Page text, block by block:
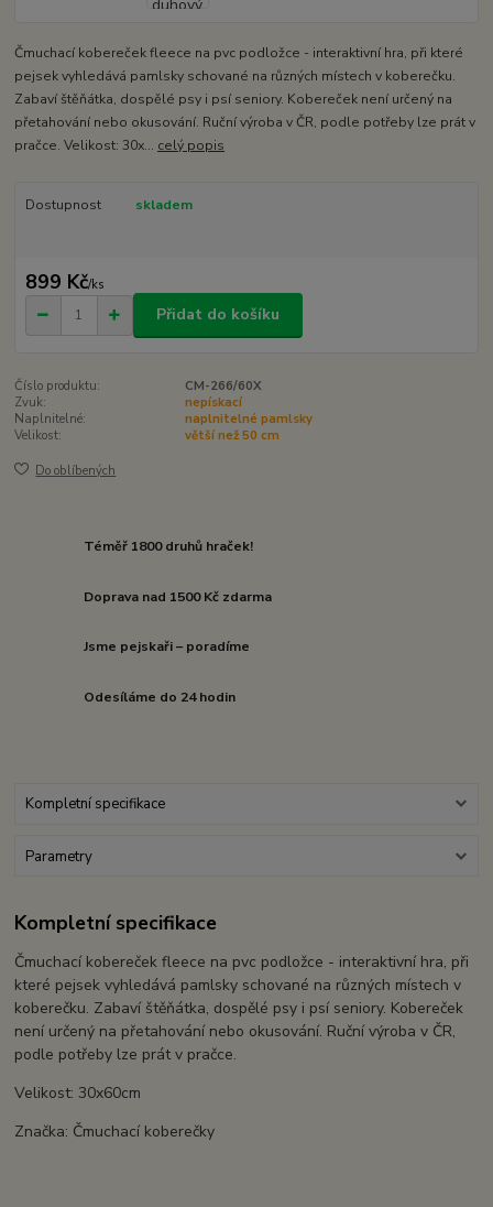
Čmuchací kobereček fleece na pvc podložce - interaktivní hra, při které
pejsek vyhledává pamlsky schované na různých místech v koberečku.
Zabaví štěňátka, dospělé psy i psí seniory. Kobereček není určený na
přetahování nebo okusování. Ruční výroba v ČR, podle potřeby lze prát v
pračce. Velikost: 30x... celý popis
Dostupnost skladem
899 Kč/ks
Přidat do košíku
Číslo produktu:
CM-266/60X
Zvuk:
nepískací
Naplnitelné:
naplnitelné pamlsky
Velikost:
větší než 50 cm
Do oblíbených
Téměř 1800 druhů hraček!
Doprava nad 1500 Kč zdarma
Jsme pejskaři – poradíme
Odesíláme do 24 hodin
Kompletní specifikace
Parametry
Kompletní specifikace
Čmuchací kobereček fleece na pvc podložce - interaktivní hra, při
které pejsek vyhledává pamlsky schované na různých místech v
koberečku. Zabaví štěňátka, dospělé psy i psí seniory. Kobereček
není určený na přetahování nebo okusování. Ruční výroba v ČR,
podle potřeby lze prát v pračce.
Velikost: 30x60cm
Značka: Čmuchací koberečky